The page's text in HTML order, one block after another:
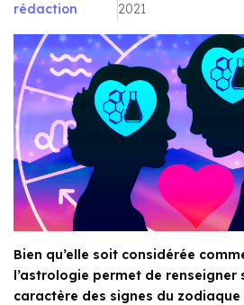
rédaction
2021
Bien qu’elle soit considérée
l’astrologie permet de renseigner
caractère des signes du